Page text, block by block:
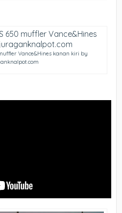
Vance&Hines kanan kiri by